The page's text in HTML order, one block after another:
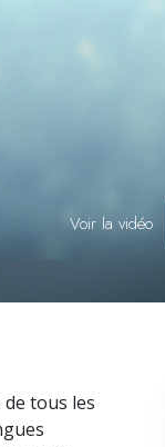
La raison
Voir la vidéo
tous les